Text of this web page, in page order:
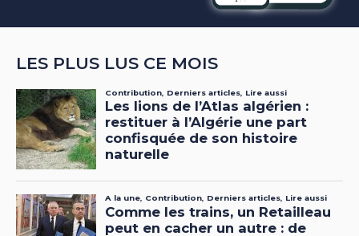
LES PLUS LUS CE MOIS